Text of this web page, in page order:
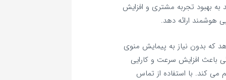
به بهبود تجربه مشتری و افزایش
هوشمند ارائه دهد.
که بدون نیاز به پیمایش منوی
باعث افزایش سرعت و کارایی
می‌ کند. با استفاده از تماس